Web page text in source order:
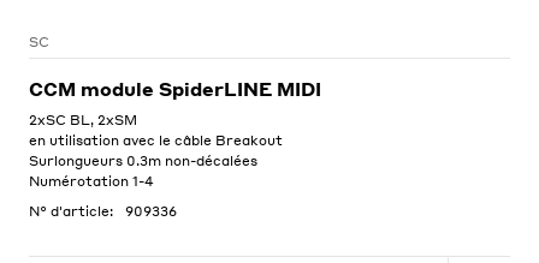
SC
CCM module SpiderLINE MIDI
2xSC BL, 2xSM
en utilisation avec le câble Breakout
Surlongueurs 0.3m non-décalées
Numérotation 1-4
N° d'article:
909336